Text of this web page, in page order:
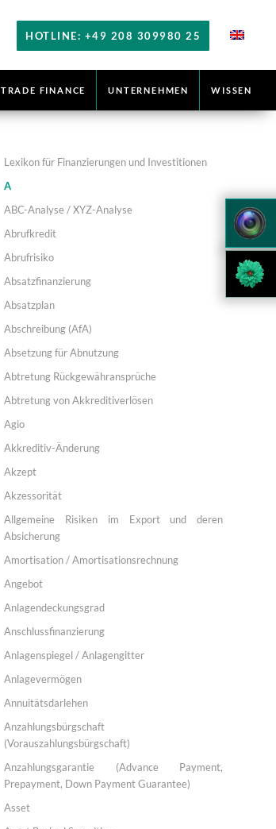
HOTLINE: +49 208 309980 25
TRADE FINANCE UNTERNEHMEN WISSEN
Lexikon für Finanzierungen und Investitionen
A
ABC-Analyse / XYZ-Analyse
Abrufkredit
Abrufrisiko
Absatzfinanzierung
Absatzplan
Abschreibung (AfA)
Absetzung für Abnutzung
Abtretung Rückgewähransprüche
Abtretung von Akkreditiverlösen
Agio
Akkreditiv-Änderung
Akzept
Akzessorität
Allgemeine Risiken im Export und deren
Absicherung
Amortisation / Amortisationsrechnung
Angebot
Anlagendeckungsgrad
Anschlussfinanzierung
Anlagenspiegel / Anlagengitter
Anlagevermögen
Annuitätsdarlehen
Anzahlungsbürgschaft
(Vorauszahlungsbürgschaft)
Anzahlungsgarantie (Advance Payment,
Prepayment, Down Payment Guarantee)
Asset